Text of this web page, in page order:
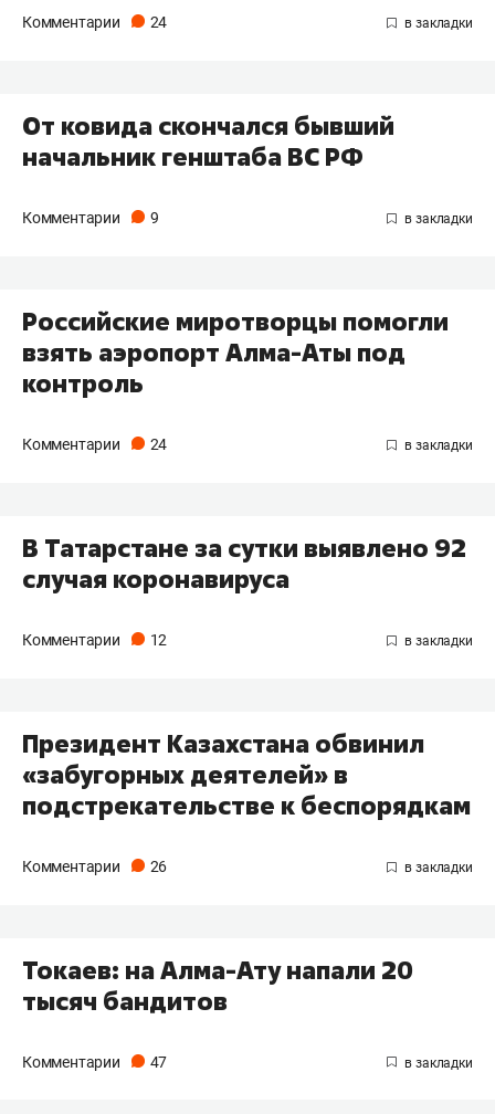
Комментарии 24
От ковида скончался бывший
начальник генштаба ВС РФ
Комментарии 9
Российские миротворцы помогли
взять аэропорт Алма-Аты под
контроль
Комментарии 24
В Татарстане за сутки выявлено 92
случая коронавируса
Комментарии 12
Президент Казахстана обвинил
«забугорных деятелей» в
подстрекательстве к беспорядкам
Комментарии 26
Токаев: на Алма-Ату напали 20
тысяч бандитов
Комментарии 47